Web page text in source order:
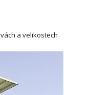
a velikostech